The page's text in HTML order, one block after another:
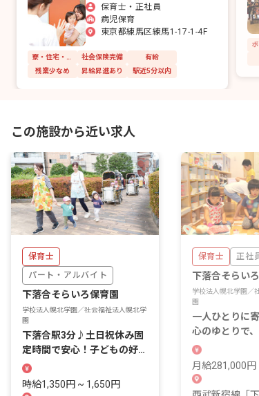
保育士・正社員
病児保育
東京都練馬区練馬1-17-1-4F
社会保険完備
有給
残業少なめ
昇給昇進あり 駅近5分以内
この施設から近い求人
保育士
パート・アルバイト
下落合そらいろ保育園
学校法人幌北学園／社会福祉法人幌北学
園
下落合駅3分♪土日祝休み固
定時間で安心！子どもの好奇
心を育む保育士募集
時給1,350円 ~ 1,650円
保育士 正社員
下落合そらいろ
学校法人幌北学園／
園
一人ひとりに
心のゆとりで
に集中できま
月給281,000